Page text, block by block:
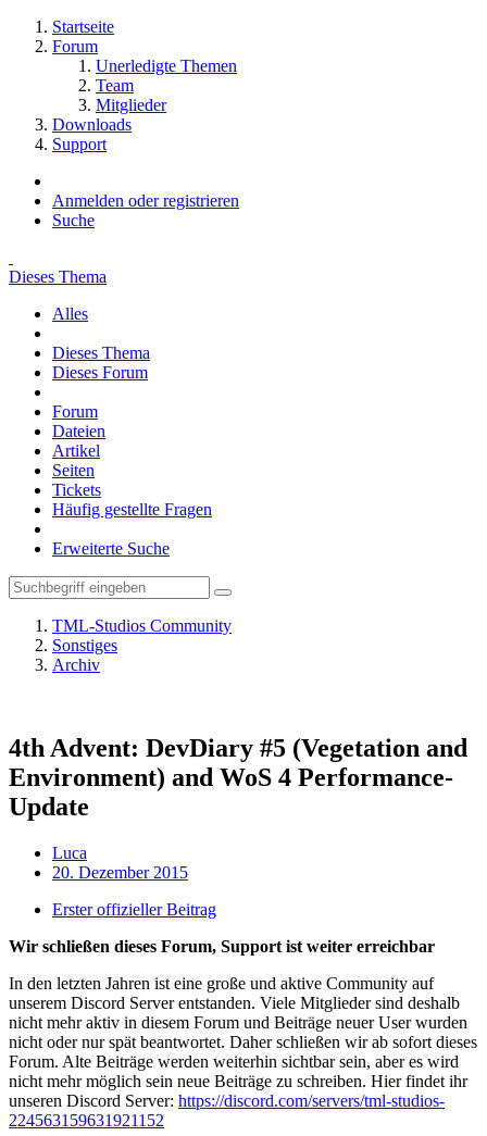
Startseite
Forum
Unerledigte Themen
Team
Mitglieder
Downloads
Support
Anmelden oder registrieren
Suche
Dieses Thema
Alles
Dieses Thema
Dieses Forum
Forum
Dateien
Artikel
Seiten
Tickets
Häufig gestellte Fragen
Erweiterte Suche
TML-Studios Community
Sonstiges
Archiv
4th Advent: DevDiary #5 (Vegetation and
Environment) and WoS 4 Performance-
Update
Luca
20. Dezember 2015
Erster offizieller Beitrag
Wir schließen dieses Forum, Support ist weiter erreichbar
In den letzten Jahren ist eine große und aktive Community auf
unserem Discord Server entstanden. Viele Mitglieder sind deshalb
nicht mehr aktiv in diesem Forum und Beiträge neuer User wurden
nicht oder nur spät beantwortet. Daher schließen wir ab sofort dieses
Forum. Alte Beiträge werden weiterhin sichtbar sein, aber es wird
nicht mehr möglich sein neue Beiträge zu schreiben. Hier findet ihr
unseren Discord Server: https://discord.com/servers/tml-studios-
224563159631921152